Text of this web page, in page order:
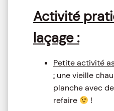
Activité
laçage :
Petite activité
:une vieille
planche avec
refaire
!